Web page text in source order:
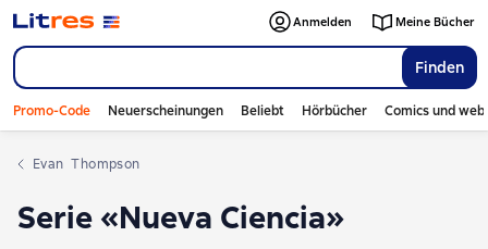
Finden
Anmelden Meine Bücher
Promo-Code Neuerscheinungen Beliebt Hörbücher Comics und
Evan  Thompson
Serie «Nueva Ciencia»